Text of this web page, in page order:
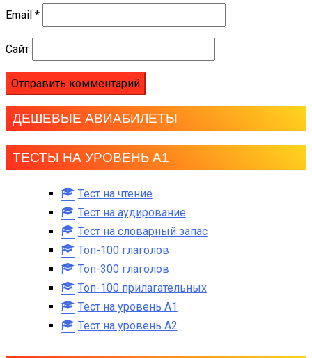
Email *
Сайт
ДЕШЕВЫЕ АВИАБИЛЕТЫ
ТЕСТЫ НА УРОВЕНЬ А1
Тест на чтение
Тест на аудирование
Тест на словарный запас
Топ-100 глаголов
Топ-300 глаголов
Топ-100 прилагательных
Тест на уровень A1
Тест на уровень A2